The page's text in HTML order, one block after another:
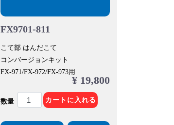
FX9701-811
こて部 はんだこて
コンバージョンキット
FX-971/FX-972/FX-973用
¥ 19,800
数量 カートに入れる